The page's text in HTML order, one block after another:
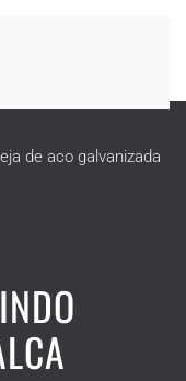
de aco galvanizada